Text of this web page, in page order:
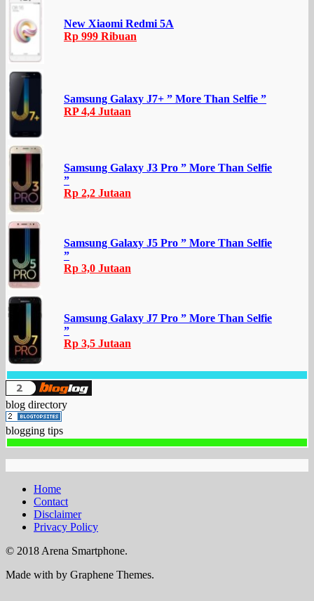
New Xiaomi Redmi 5A
Rp 999 Ribuan
Samsung Galaxy J7+ ” More Than Selfie ”
RP 4,4 Jutaan
Samsung Galaxy J3 Pro ” More Than Selfie
”
Rp 2,2 Jutaan
Samsung Galaxy J5 Pro ” More Than Selfie
”
Rp 3,0 Jutaan
Samsung Galaxy J7 Pro ” More Than Selfie
”
Rp 3,5 Jutaan
blog directory
blogging tips
Home
Contact
Disclaimer
Privacy Policy
© 2018 Arena Smartphone.
Made with by Graphene Themes.